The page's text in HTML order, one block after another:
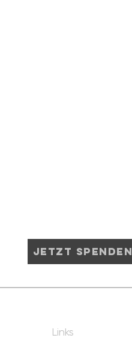
Frage wurde Hilfe
Jetzt Spenden
Links